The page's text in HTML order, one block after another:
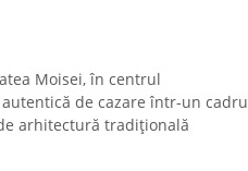
Moisei, în centrul
de cazare într-un cadru
arhitectură tradițională